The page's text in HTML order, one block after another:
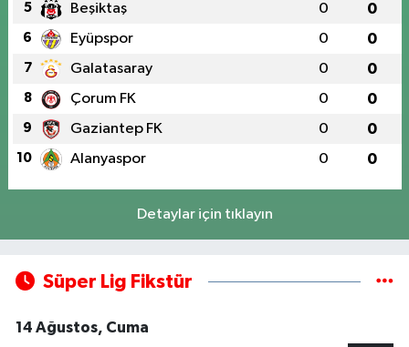
5 Beşiktaş 0 0
6 Eyüpspor 0 0
7 Galatasaray 0 0
8 Çorum FK 0 0
9 Gaziantep FK 0 0
10 Alanyaspor 0 0
Detaylar için tıklayın
Süper Lig Fikstür
14 Ağustos, Cuma